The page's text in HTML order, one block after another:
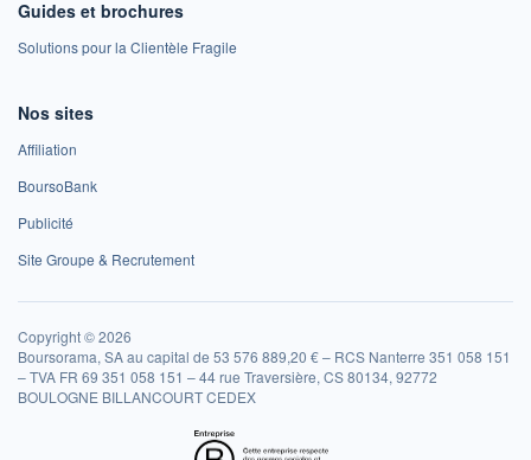
Guides et brochures
Solutions pour la Clientèle Fragile
Nos sites
Affiliation
BoursoBank
Publicité
Site Groupe & Recrutement
Copyright © 2026
Boursorama, SA au capital de 53 576 889,20 € – RCS Nanterre 351 058 151
– TVA FR 69 351 058 151 – 44 rue Traversière, CS 80134, 92772
BOULOGNE BILLANCOURT CEDEX